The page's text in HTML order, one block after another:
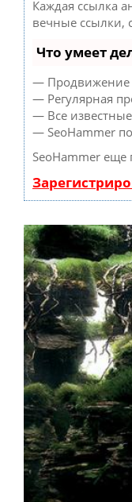
Каждая ссылка
вечные ссылки,
Что умеет
— Продвижение
— Регулярная
— Все
— SeoHammer
SeoHammer еще